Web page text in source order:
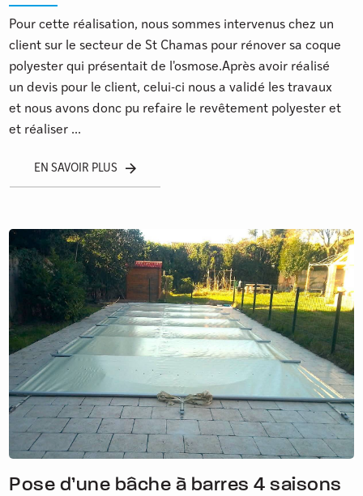
Pour cette réalisation, nous sommes intervenus chez un
client sur le secteur de St Chamas pour rénover sa coque
polyester qui présentait de l'osmose.Après avoir réalisé
un devis pour le client, celui-ci nous a validé les travaux
et nous avons donc pu refaire le revêtement polyester et
et réaliser ...
EN SAVOIR PLUS
Pose d’une bâche à barres 4 saisons